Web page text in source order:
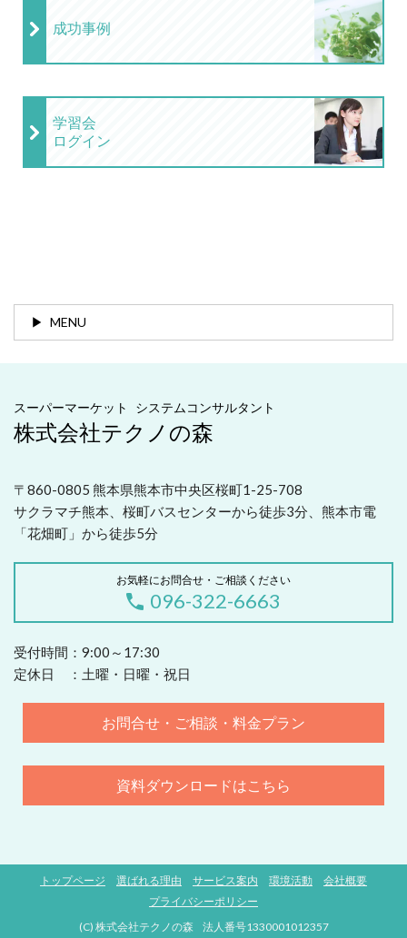
成功事例
学習会
ログイン
MENU
スーパーマーケット システムコンサルタント
株式会社テクノの森
〒860-0805 熊本県熊本市中央区桜町1-25-708
サクラマチ熊本、桜町バスセンターから徒歩3分、熊本市電
「花畑町」から徒歩5分
お気軽にお問合せ・ご相談ください
096-322-6663
受付時間：9:00～17:30
定休日 ：土曜・日曜・祝日
お問合せ・ご相談・料金プラン
資料ダウンロードはこちら
(C) 株式会社テクノの森 法人番号1330001012357
トップページ 選ばれる理由 サービス案内 環境活動
会社概要
プライバシーポリシー